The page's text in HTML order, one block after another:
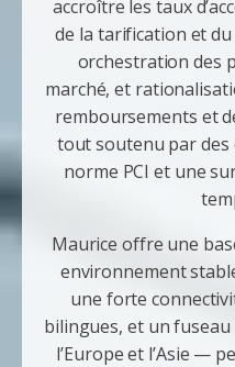
accroître les taux
de la tarification et
orchestration des
marché, et
remboursements et
tout soutenu par des
norme PCI et une
Maurice offre une
environnement
une forte
bilingues, et un
l’Europe et l’Asie —